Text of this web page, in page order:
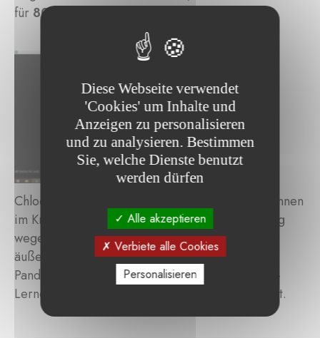
für 80 schwer erkrankte Kinder übernehmen.
Chloe, 6 Jahre alt, ist eine der jüngsten Schülerinnen
im Krankenhaus Geitaoui. Trotz ihrer Behandlung
wegen einer Immunerkrankung bleibt sie eine
äußerst engagierte Schülerin. Während der
Pandemie hat sie sich erfolgreich an das Online-
Lernen angepasst und verpasst keinen Unterricht.
Diese Webseite verwendet
'Cookies' um Inhalte und
Anzeigen zu personalisieren
und zu analysieren. Bestimmen
Sie, welche Dienste benutzt
werden dürfen
Alle akzeptieren
Verbiete alle Cookies
Personalisieren